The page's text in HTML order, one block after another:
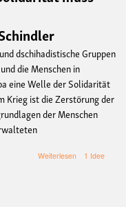
dschihadistische Gruppen
die Menschen in
eine Welle der Solidarität
Krieg ist die Zerstörung der
der Menschen
Weiterlesen über
1 Idee